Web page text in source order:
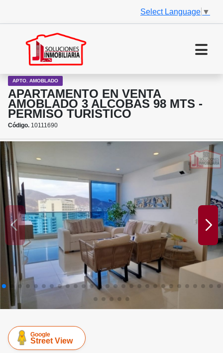
Select Language ▼
APTO. AMOBLADO
APARTAMENTO EN VENTA
AMOBLADO 3 ALCOBAS 98 MTS -
PERMISO TURISTICO
Código. 10111690
Google
Street View